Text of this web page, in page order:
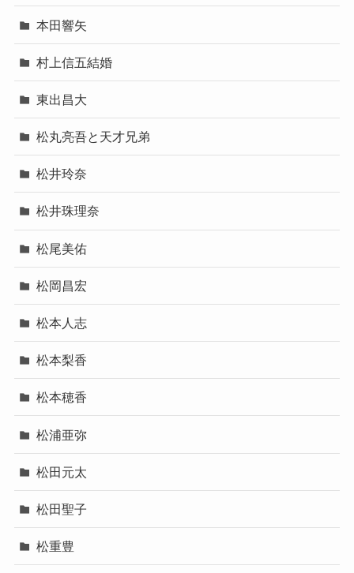
本田響矢
村上信五結婚
東出昌大
松丸亮吾と天才兄弟
松井玲奈
松井珠理奈
松尾美佑
松岡昌宏
松本人志
松本梨香
松本穂香
松浦亜弥
松田元太
松田聖子
松重豊